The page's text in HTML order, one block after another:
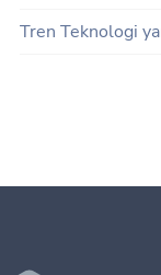
Tren Teknologi